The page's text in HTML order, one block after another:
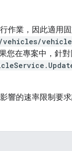
作業，因此適用
您在專案中，針
響的速率限制要求